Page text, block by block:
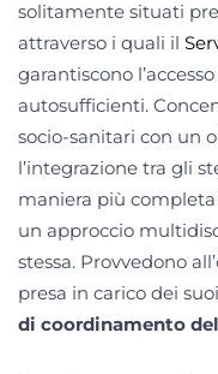
solitamente situati
attraverso i quali il
garantiscono
autosufficienti.
socio-sanitari con un
l’integrazione tra gli
maniera più
un approccio
stessa. Provvedono
presa in carico dei
di coordinamento